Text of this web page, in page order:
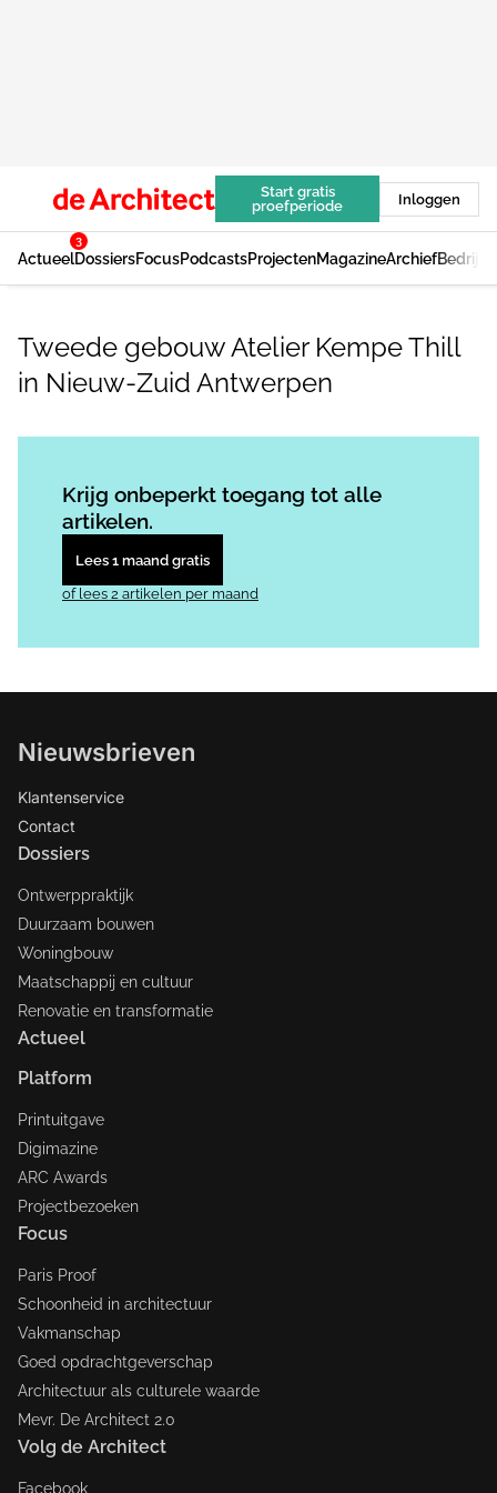
Start gratis
proefperiode
Inloggen
Actueel
3
DossiersFocusPodcastsProjectenMagazineArchief
Tweede gebouw Atelier Kempe Thill
in Nieuw-Zuid Antwerpen
Krijg onbeperkt toegang tot alle
artikelen.
Lees 1 maand gratis
of lees 2 artikelen per maand
Nieuwsbrieven
Klantenservice
Contact
Dossiers
Ontwerppraktijk
Duurzaam bouwen
Woningbouw
Maatschappij en cultuur
Renovatie en transformatie
Actueel
Platform
Printuitgave
Digimazine
ARC Awards
Projectbezoeken
Focus
Paris Proof
Schoonheid in architectuur
Vakmanschap
Goed opdrachtgeverschap
Architectuur als culturele waarde
Mevr. De Architect 2.0
Volg de Architect
Facebook